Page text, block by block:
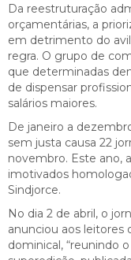
Da reestruturação
orçamentárias, a
em detrimento do
regra. O grupo de
que determinadas
de dispensar
salários maiores.
De janeiro a
sem justa causa 22
novembro. Este ano,
imotivados
Sindjorce.
No dia 2 de abril, o
anunciou aos leitores
dominical, “reunindo